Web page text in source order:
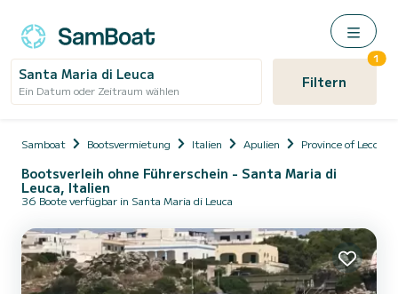
Santa Maria di Leuca
Ein Datum oder Zeitraum wählen Filtern
1
Samboat Bootsvermietung Italien Apulien Province of Lecce
Bootsverleih ohne Führerschein - Santa Maria di
Leuca, Italien
36 Boote verfügbar in Santa Maria di Leuca